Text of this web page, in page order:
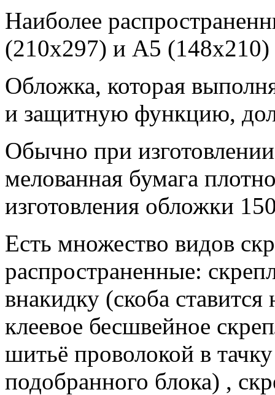
Наиболее
(210x297) и A5 (148x210)
Обложка, которая
и защитную функцию,
Обычно при изготовлении
мелованная бумага
изготовления обложки
Есть множество видов
распространенные:
внакидку (скоба
клеевое бесшвейное
шитьё проволокой в
подобранного блока) ,